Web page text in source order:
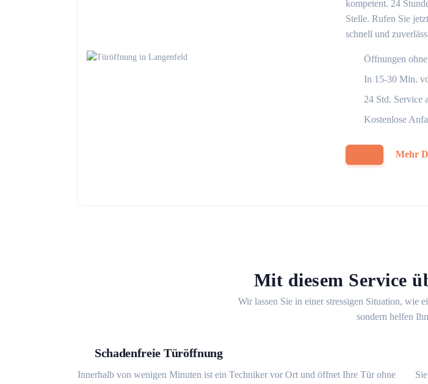
kompetent. 24
Stelle. Rufen Sie
schnell und
Öffnungen
In 15-30 Min.
24 Std. Service
Kostenlose
Mehr
Mit diesem Service
Wir lassen Sie in einer stressigen Situation, wie
sondern helfen
Schadenfreie Türöffnung
Innerhalb von wenigen Minuten ist ein Techniker vor Ort und öffnet Ihre Tür ohne